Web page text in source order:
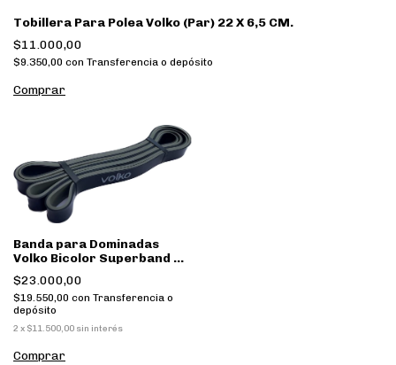
Tobillera Para Polea Volko (Par) 22 X 6,5 CM.
$11.000,00
$9.350,00 con Transferencia o depósito
Banda para Dominadas
Volko Bicolor Superband 2
Mts X 2.1 CM NEGRO Y GRIS
$23.000,00
$19.550,00 con Transferencia o
depósito
2 x $11.500,00 sin interés